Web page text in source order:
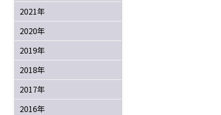
2021年
2020年
2019年
2018年
2017年
2016年